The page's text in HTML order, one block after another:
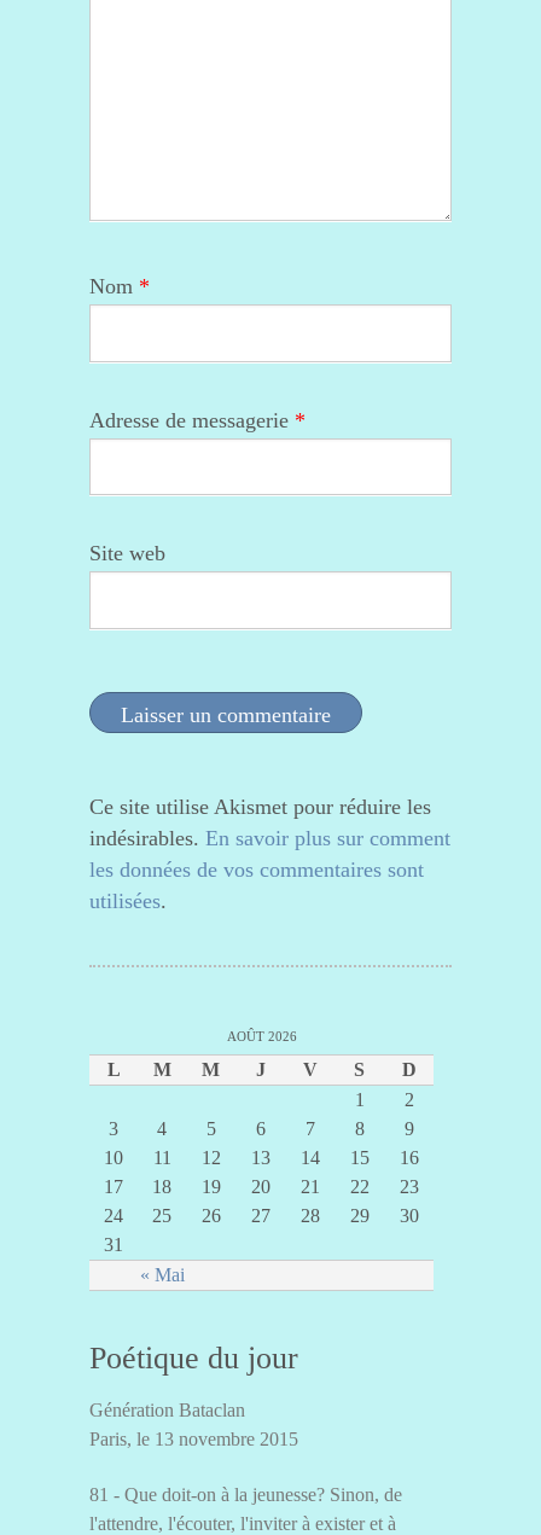
Nom *
Adresse de messagerie *
Site web
Ce site utilise Akismet pour réduire les
indésirables. En savoir plus sur comment
les données de vos commentaires sont
utilisées.
AOÛT 2026
L M M J V S D
« Mai
1
2
3
4 5 6 7 8
9
10
11 12 13 14 15
16
17
18 19 20 21 22
23
24
25 26 27 28 29
30
31
Poétique du jour
Génération Bataclan
Paris, le 13 novembre 2015
81 - Que doit-on à la jeunesse? Sinon, de
l'attendre, l'écouter, l'inviter à exister et à